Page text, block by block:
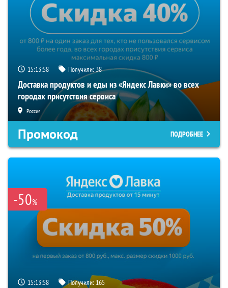
15:13:57 Получили:38
Доставка продуктов и еды из «Яндекс Лавки» во всех
городах присутствия сервиса
Россия
Промокод ПОДРОБНЕЕ
-50%
15:13:57 Получили: 165